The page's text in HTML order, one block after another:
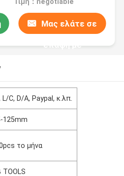
Τιμή：negotiable
Μας ελάτε σε
επαφή με
L/C, D/A, Paypal, κ.λπ.
125mm
το μήνα
TOOLS